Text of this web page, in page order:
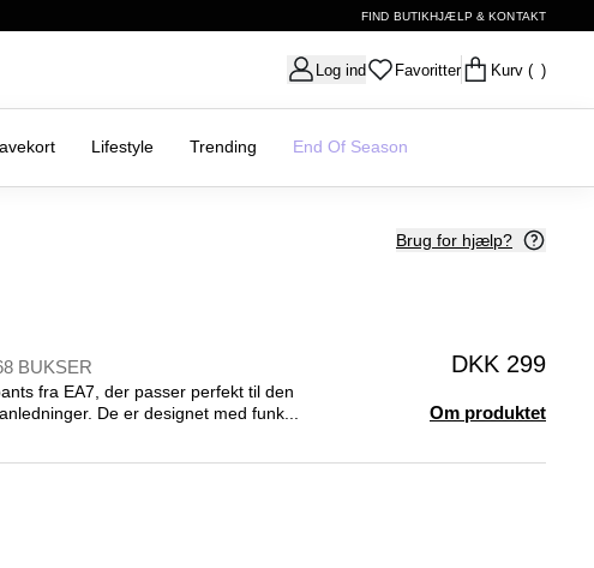
FIND BUTIKHJÆLP & KONTAKT
Log ind Favoritter Kurv ( )
Lifestyle Trending End Of Season
Brug for hjælp?
BUKSER DKK 299
fra EA7, der passer perfekt til den
De er designet med funk...
Om produktet